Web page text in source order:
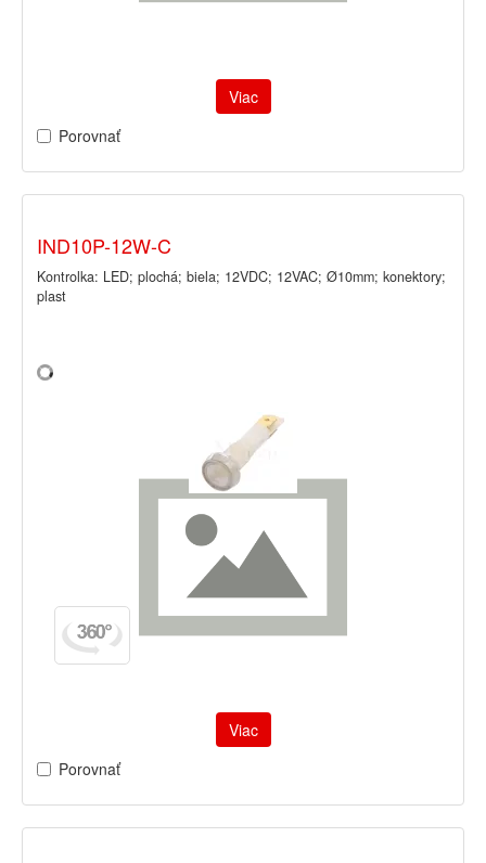
Viac
Porovnať
IND10P-12W-C
Kontrolka: LED; plochá; biela; 12VDC; 12VAC; Ø10mm; konektory;
plast
Viac
Porovnať